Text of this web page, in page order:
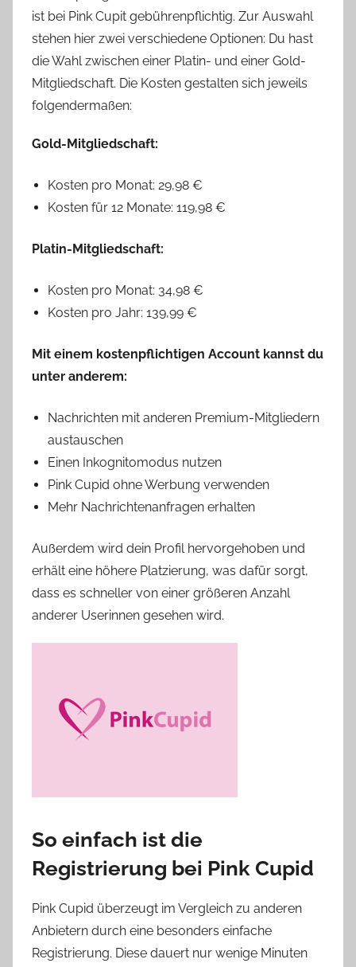
ist bei Pink Cupit gebührenpflichtig. Zur Auswahl
stehen hier zwei verschiedene Optionen: Du hast
die Wahl zwischen einer Platin- und einer Gold-
Mitgliedschaft. Die Kosten gestalten sich jeweils
folgendermaßen:
Gold-Mitgliedschaft:
Kosten pro Monat: 29,98 €
Kosten für 12 Monate: 119,98 €
Platin-Mitgliedschaft:
Kosten pro Monat: 34,98 €
Kosten pro Jahr: 139,99 €
Mit einem kostenpflichtigen Account kannst du
unter anderem:
Nachrichten mit anderen Premium-Mitgliedern
austauschen
Einen Inkognitomodus nutzen
Pink Cupid ohne Werbung verwenden
Mehr Nachrichtenanfragen erhalten
Außerdem wird dein Profil hervorgehoben und
erhält eine höhere Platzierung, was dafür sorgt,
dass es schneller von einer größeren Anzahl
anderer Userinnen gesehen wird.
So einfach ist die
Registrierung bei Pink Cupid
Pink Cupid überzeugt im Vergleich zu anderen
Anbietern durch eine besonders einfache
Registrierung. Diese dauert nur wenige Minuten